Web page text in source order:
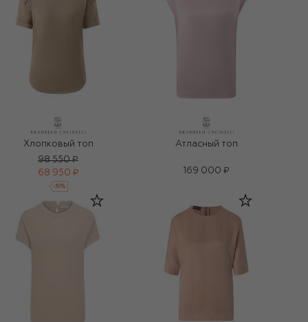
Хлопковый топ
98 550 ₽
68 950 ₽
-30%
Атласный топ
169 000 ₽